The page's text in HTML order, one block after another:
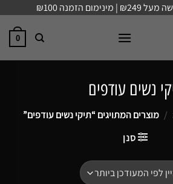
הזמנה ₪100
0
נשים עודפים
/ מוצרים המתויגים “תיקי נשים עודפים”
סנן